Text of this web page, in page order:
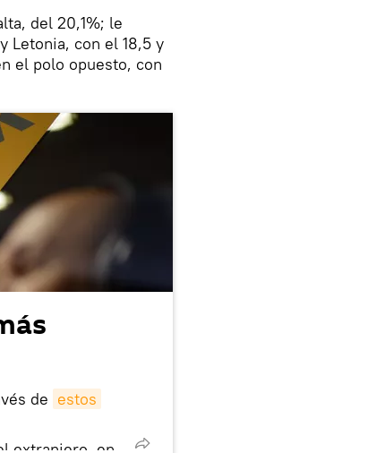
del 20,1%; le
Letonia, con el 18,5 y
el polo opuesto, con
de estos